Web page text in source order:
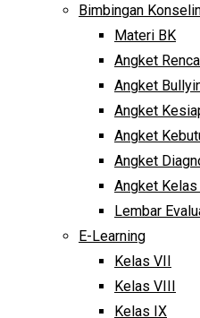
Bimbingan
Materi BK
Angket
Angket
Angket
Angket
Angket
Angket Kelas
Lembar
E-Learning
Kelas VII
Kelas VIII
Kelas IX